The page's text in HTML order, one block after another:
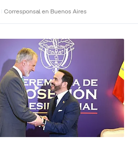
Corresponsal en Buenos Aires